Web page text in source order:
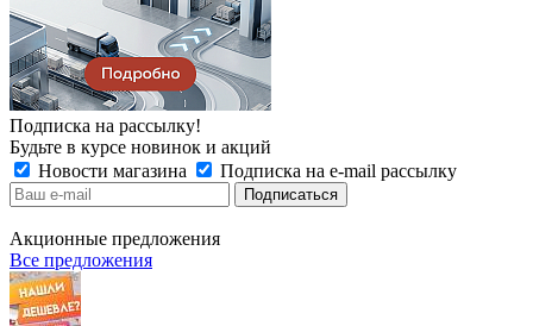
Подписка на рассылку!
Будьте в курсе новинок и акций
Новости магазина
Подписка на e-mail рассылку
Акционные предложения
Все предложения